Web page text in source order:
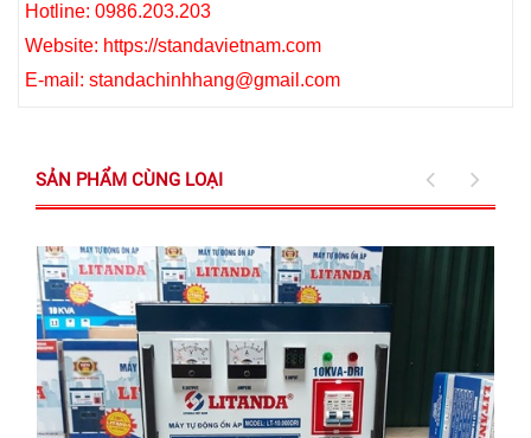
Hotline: 0986.203.203
Website: https://standavietnam.com
E-mail: standachinhhang@gmail.com
SẢN PHẨM CÙNG LOẠI